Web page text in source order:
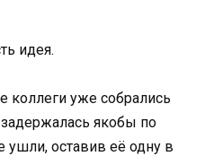
идея.
коллеги уже собрались
якобы по
оставив её одну в